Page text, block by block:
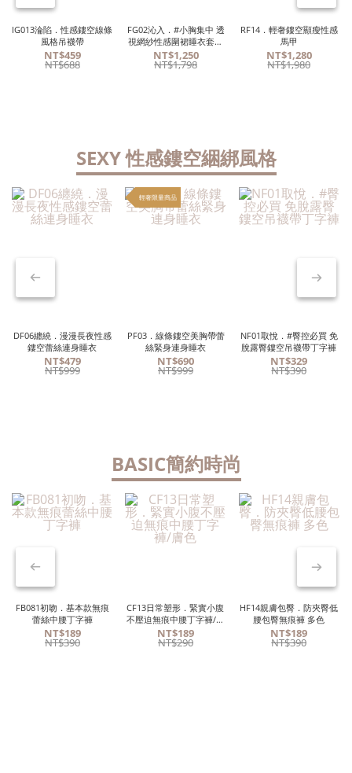
IG013淪陷．性感鏤空線條
風格吊襪帶
NT$459
NT$688
FG02沁入．#小胸集中 透
視網紗性感圍裙睡衣套裝
黑色
NT$1,250
NT$1,798
RF14．輕奢鏤空顯瘦性感
馬甲
NT$1,280
NT$1,980
SEXY 性感鏤空綑綁風格
DF06纏繞．漫漫長夜性感
鏤空蕾絲連身睡衣
NT$479
NT$999
輕奢限量商品
PF03．線條鏤空美胸帶蕾
絲緊身連身睡衣
NT$690
NT$999
NF01取悅．#臀控必買 免
脫露臀鏤空吊襪帶丁字褲
NT$329
NT$390
BASIC簡約時尚
FB081初吻．基本款無痕
蕾絲中腰丁字褲
NT$189
NT$390
CF13日常塑形．緊實小腹
不壓迫無痕中腰丁字褲/膚
色
NT$189
NT$290
HF14親膚包臀．防夾臀低
腰包臀無痕褲 多色
NT$189
NT$390